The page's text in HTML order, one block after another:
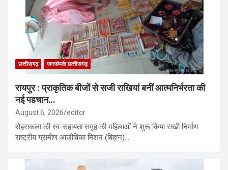
छत्तीसगढ़ जनसंपर्क छत्तीसगढ़
रायपुर : प्राकृतिक बीजों से सजी राखियां बनीं आत्मनिर्भरता की
नई पहचान…
August 6, 2026 editor
रोहराकला की स्व-सहायता समूह की महिलाओं ने शुरू किया राखी निर्माण
राष्ट्रीय ग्रामीण आजीविका मिशन (बिहान)…